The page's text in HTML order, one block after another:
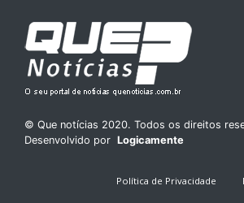
© Que notícias 2020. Todos os direitos
Desenvolvido por Logicamente
Política de Privacidade